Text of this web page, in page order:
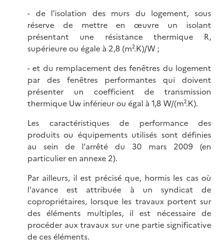
- de l'isolation des murs du logement, sous
réserve de mettre en œuvre un isolant
présentant une résistance thermique R,
supérieure ou égale à 2,8 (m².K)/W ;
- et du remplacement des fenêtres du logement
par des fenêtres performantes qui doivent
présenter un coefficient de transmission
thermique Uw inférieur ou égal à 1,8 W/(m².K).
Les caractéristiques de performance des
produits ou équipements utilisés sont définies
au sein de l'arrêté du 30 mars 2009 (en
particulier en annexe 2).
Par ailleurs, il est précisé que, hormis les cas où
l'avance est attribuée à un syndicat de
copropriétaires, lorsque les travaux portent sur
des éléments multiples, il est nécessaire de
procéder aux travaux sur une partie significative
de ces éléments.